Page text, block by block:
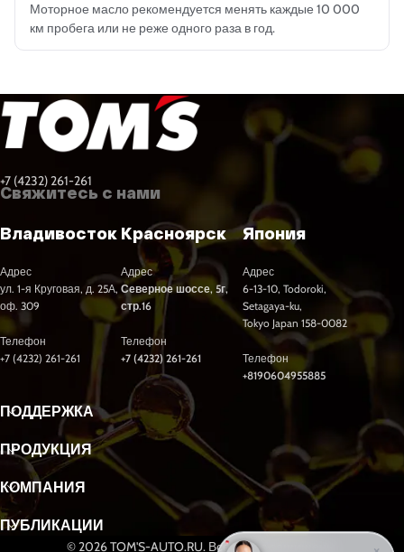
Моторное масло рекомендуется менять каждые 10 000
км пробега или не реже одного раза в год.
+7 (4232) 261-261
Свяжитесь с нами
Владивосток
Адрес
ул. 1-я Круговая, д. 25А,
оф. 309
Телефон
+7 (4232) 261-261
Красноярск
Адрес
Северное шоссе, 5г,
стр.16
Телефон
+7 (4232) 261-261
Япония
Адрес
6-13-10, Todoroki,
Setagaya-ku,
Tokyo Japan 158-0082
Телефон
+8190604955885
ПОДДЕРЖКА
ПРОДУКЦИЯ
КОМПАНИЯ
ПУБЛИКАЦИИ
© 2026 TOM'S-AUTO.RU. Все права защищены.